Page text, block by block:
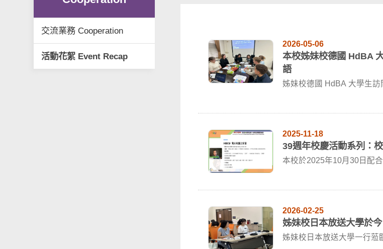
交流業務 Cooperation
活動花絮 Event Recap
2026-05-06
本校姊妹校德國 HdBA
語
姊妹校德國 HdBA 大學生
2025-11-18
39週年校慶活動系列：
本校於2025年10月30日配
2026-02-25
姊妹校日本放送大學於
姊妹校日本放送大學一行蒞